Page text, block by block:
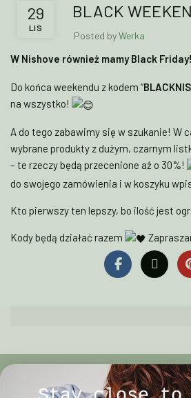
29
LIS
BLACK
Posted byWerka
W Nishove również mamy Black Friday!
Do końca weekendu z kodem “
na wszystko!
A do tego zabawimy się w szukanie! W
wybrane produkty z dużym, czarnym
– te rzeczy będą przecenione aż o 30%!
do swojego zamówienia i w koszyku
Kto pierwszy ten lepszy, bo ilość jest
Kody będą działać razem